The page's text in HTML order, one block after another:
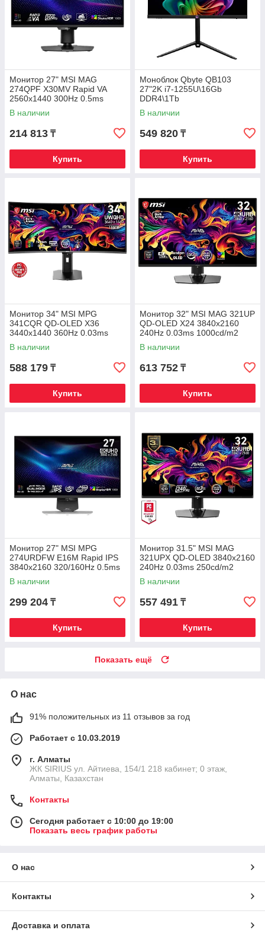
Монитор 27" MSI MAG
274QPF X30MV Rapid VA
2560x1440 300Hz 0.5ms
1000cd/m2 4500:1 2xHDMI
1xDP HAS
В наличии
214 813 ₸
Купить
Моноблок Qbyte QB103
27"2K i7-1255U\16Gb
DDR4\1Tb
NVMe\Web\Pivot\HAS\Win11Pr
o
В наличии
549 820 ₸
Купить
Монитор 34" MSI MPG
341CQR QD-OLED X36
3440x1440 360Hz 0.03ms
1300cd/m2 1.5M:1 2xHDMI
1xDP 1xType-C
В наличии
588 179 ₸
Купить
Монитор 32" MSI MAG 321UP
QD-OLED X24 3840x2160
240Hz 0.03ms 1000cd/m2
1.5M:1 2xHDMI 1xDP 1xType-
C
В наличии
613 752 ₸
Купить
Монитор 27" MSI MPG
274URDFW E16M Rapid IPS
3840x2160 320/160Hz 0.5ms
1000cd/m2 1000:1 2xHDMI
1xDP
В наличии
299 204 ₸
Купить
Монитор 31.5" MSI MAG
321UPX QD-OLED 3840x2160
240Hz 0.03ms 250cd/m2
1.5M:1 2xHDMI 1xDP 1xType-
C HAS
В наличии
557 491 ₸
Купить
Показать ещё
О нас
91% положительных из 11 отзывов за год
Работает с 10.03.2019
г. Алматы
​ЖК SIRIUS​ ул. Айтиева, 154/1​ 218 кабинет; 0 этаж,
Алматы, Казахстан
Контакты
Сегодня работает с 10:00 до 19:00
Показать весь график работы
О нас
Контакты
Доставка и оплата